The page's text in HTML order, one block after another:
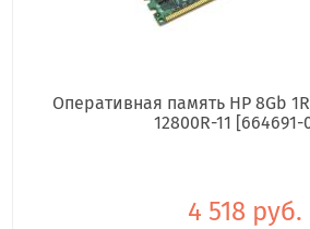
Оперативная память HP 8Gb
12800R-11 [664691-
4 518 руб.